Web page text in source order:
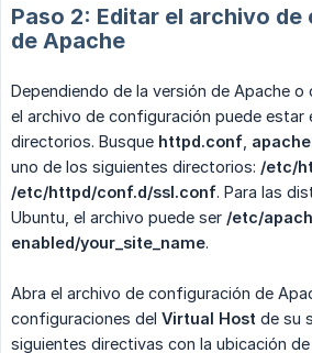
Paso 2: Editar el archivo
de Apache
Dependiendo de la versión de Apache o
el archivo de configuración puede estar
directorios. Busque httpd.conf
uno de los siguientes directorios: /etc/
/etc/httpd/conf.d/ssl.conf. Para las
Ubuntu, el archivo puede ser /etc/
enabled/your_site_name.
Abra el archivo de configuración de
configuraciones del Virtual Host de su
siguientes directivas con la ubicación